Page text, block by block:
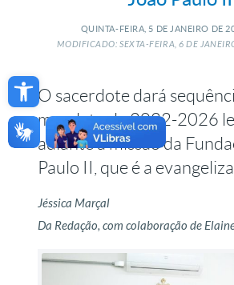
Open toolbar
QUINTA-FEIRA, 5 DE JANEIRO DE
MODIFICADO: SEXTA-FEIRA, 6 DE
O sacerdote dará
mandato de 2022-2026
adiante a missão da
Paulo II, que é a
Jéssica Marçal
Da Redação, com colaboração de